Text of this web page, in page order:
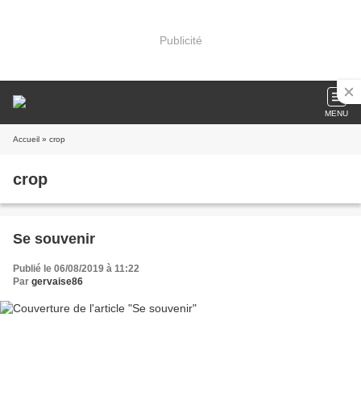
Publicité
MENU
Accueil » crop
crop
Se souvenir
Publié le 06/08/2019 à 11:22
Par gervaise86